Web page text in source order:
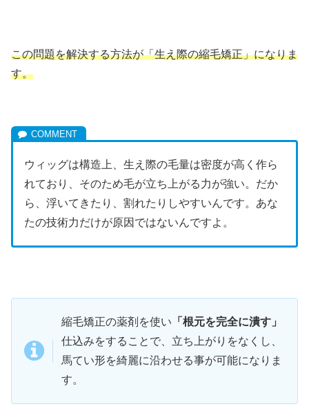
この問題を解決する方法が「生え際の縮毛矯正」になりま
す。
ウィッグは構造上、生え際の毛量は密度が高く作ら
れており、そのため毛が立ち上がる力が強い。だか
ら、浮いてきたり、割れたりしやすいんです。あな
たの技術力だけが原因ではないんですよ。
縮毛矯正の薬剤を使い 「根元を完全に潰す」
仕込みをすることで、立ち上がりをなくし、
馬てい形を綺麗に沿わせる事が可能になりま
す。